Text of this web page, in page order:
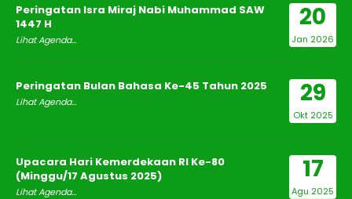
20
Jan 2026
Peringatan Isra Miraj Nabi Muhammad SAW
1447 H
Lihat Agenda...
29
Okt 2025
Peringatan Bulan Bahasa Ke-45 Tahun 2025
Lihat Agenda...
17
Agu 2025
Upacara Hari Kemerdekaan RI Ke-80
(Minggu/17 Agustus 2025)
Lihat Agenda...